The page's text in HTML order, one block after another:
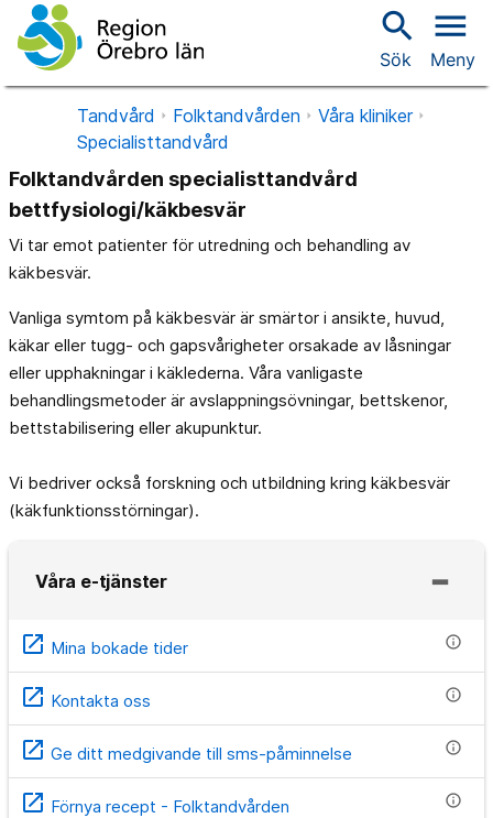
search
Sök
menu
Meny
Tandvård Folktandvården
Våra kliniker
Specialisttandvård
Folktandvården specialisttandvård
bettfysiologi/käkbesvär
Vi tar emot patienter för utredning och behandling av
käkbesvär.
Vanliga symtom på käkbesvär är smärtor i ansikte, huvud,
käkar eller tugg- och gapsvårigheter orsakade av låsningar
eller upphakningar i käklederna. Våra vanligaste
behandlingsmetoder är avslappningsövningar, bettskenor,
bettstabilisering eller akupunktur.
Vi bedriver också forskning och utbildning kring käkbesvär
(käkfunktionsstörningar).
Våra e-tjänster
open_in_new Mina bokade tider info
open_in_new Kontakta oss info
open_in_new Ge ditt medgivande till sms-påminnelse info
open_in_new Förnya recept - Folktandvården info